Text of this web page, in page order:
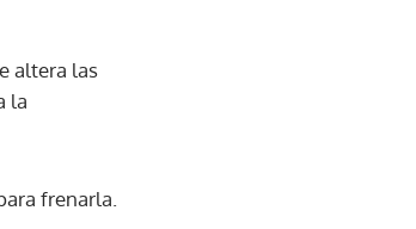
altera las
la
frenarla.